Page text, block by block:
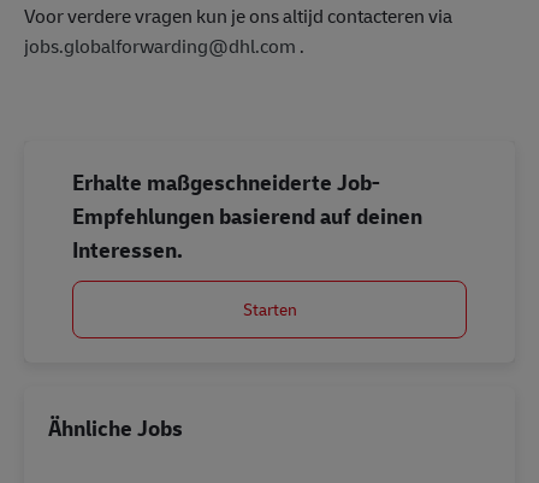
Voor verdere vragen kun je ons altijd contacteren via
jobs.globalforwarding@dhl.com .
Erhalte maßgeschneiderte Job-
Empfehlungen basierend auf deinen
Interessen.
Starten
Ähnliche Jobs